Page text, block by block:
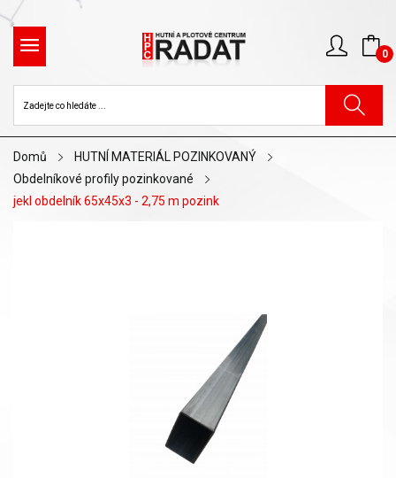
0
Domů
HUTNÍ MATERIÁL POZINKOVANÝ
Obdelníkové profily pozinkované
jekl obdelník 65x45x3 - 2,75 m pozink